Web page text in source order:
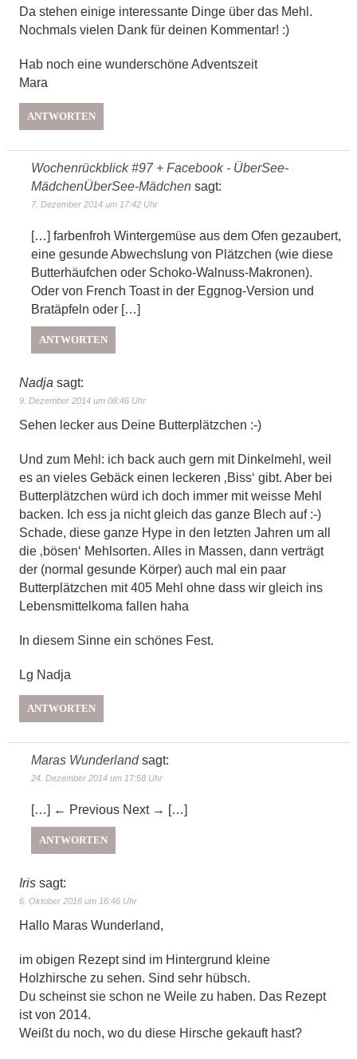
Da stehen einige interessante Dinge über das Mehl.
Nochmals vielen Dank für deinen Kommentar! :)
Hab noch eine wunderschöne Adventszeit
Mara
ANTWORTEN
Wochenrückblick #97 + Facebook - ÜberSee-
MädchenÜberSee-Mädchen sagt:
7. Dezember 2014 um 17:42 Uhr
[…] farbenfroh Wintergemüse aus dem Ofen gezaubert,
eine gesunde Abwechslung von Plätzchen (wie diese
Butterhäufchen oder Schoko-Walnuss-Makronen).
Oder von French Toast in der Eggnog-Version und
Bratäpfeln oder […]
ANTWORTEN
Nadja sagt:
9. Dezember 2014 um 08:46 Uhr
Sehen lecker aus Deine Butterplätzchen :-)
Und zum Mehl: ich back auch gern mit Dinkelmehl, weil
es an vieles Gebäck einen leckeren ‚Biss‘ gibt. Aber bei
Butterplätzchen würd ich doch immer mit weisse Mehl
backen. Ich ess ja nicht gleich das ganze Blech auf :-)
Schade, diese ganze Hype in den letzten Jahren um all
die ‚bösen‘ Mehlsorten. Alles in Massen, dann verträgt
der (normal gesunde Körper) auch mal ein paar
Butterplätzchen mit 405 Mehl ohne dass wir gleich ins
Lebensmittelkoma fallen haha
In diesem Sinne ein schönes Fest.
Lg Nadja
ANTWORTEN
Maras Wunderland sagt:
24. Dezember 2014 um 17:58 Uhr
[…] ← Previous Next → […]
ANTWORTEN
Iris sagt:
6. Oktober 2016 um 16:46 Uhr
Hallo Maras Wunderland,
im obigen Rezept sind im Hintergrund kleine
Holzhirsche zu sehen. Sind sehr hübsch.
Du scheinst sie schon ne Weile zu haben. Das Rezept
ist von 2014.
Weißt du noch, wo du diese Hirsche gekauft hast?